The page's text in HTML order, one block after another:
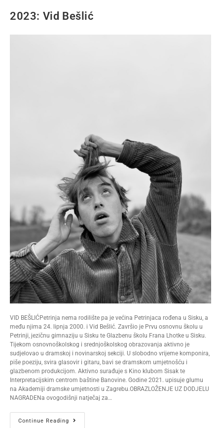
2023: Vid Bešlić
VID BEŠLIĆPetrinja nema rodilište pa je većina Petrinjaca rođena u Sisku, a
među njima 24. lipnja 2000. i Vid Bešlić. Završio je Prvu osnovnu školu u
Petrinji, jezičnu gimnaziju u Sisku te Glazbenu školu Frana Lhotke u Sisku.
Tijekom osnovnoškolskog i srednjoškolskog obrazovanja aktivno je
sudjelovao u dramskoj i novinarskoj sekciji. U slobodno vrijeme komponira,
piše poeziju, svira glasovir i gitaru, bavi se dramskom umjetnošću i
glazbenom produkcijom. Aktivno surađuje s Kino klubom Sisak te
Interpretacijskim centrom baštine Banovine. Godine 2021. upisuje glumu
na Akademiji dramske umjetnosti u Zagrebu.OBRAZLOŽENJE UZ DODJELU
NAGRADENa ovogodišnji natječaj za…
Continue Reading